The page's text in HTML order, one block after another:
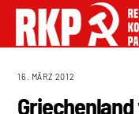
16. MÄRZ 2012